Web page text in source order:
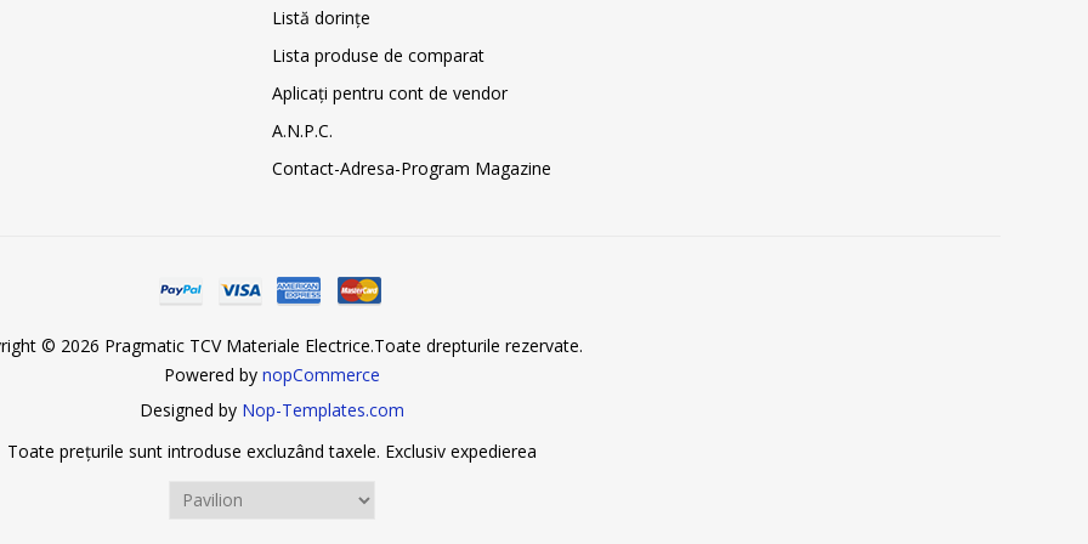
Listă dorințe
Lista produse de comparat
Aplicați pentru cont de vendor
A.N.P.C.
Contact-Adresa-Program Magazine
© 2026 Pragmatic TCV Materiale Electrice.Toate drepturile rezervate.
Powered by nopCommerce
Designed by Nop-Templates.com
Toate prețurile sunt introduse excluzând taxele. Exclusiv expedierea